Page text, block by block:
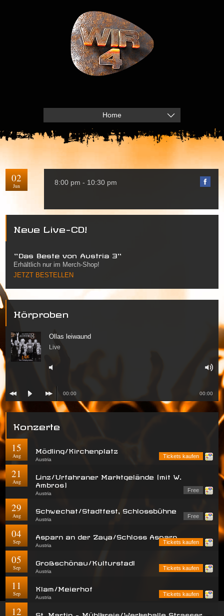
Home
02
Jun 8:00 pm - 10:30 pm
Neue Live-CD!
"Das Beste von Austria 3"
Erhältlich nur im Merch-Shop!
JETZT BESTELLEN
Hörproben
Ollas leiwaund
Live
00:00 00:00
Konzerte
15
Aug
Mödling/Kirchenplatz
Austria
Tickets kaufen
21
Aug
Linz/Urfahraner Marktgelände (mit W.
Ambros)
Austria
Free
29
Aug
Schwechat/Stadtfest, Schlossbühne
Austria
Free
04
Sep
Asparn an der Zaya/Schloss Asparn
Austria
Tickets kaufen
05
Sep
Großschönau/Kulturstadl
Austria
Tickets kaufen
11
Sep
Klam/Meierhof
Austria
Tickets kaufen
12
St. Martin - Mühlkreis/Werkshalle Strasser